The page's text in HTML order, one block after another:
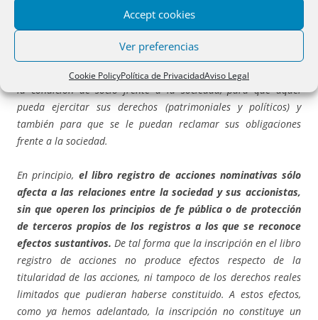
Accept cookies
Ver preferencias
Cookie PolicyPolítica de PrivacidadAviso Legal
constitutivo, sin perjuicio de que cumpla una función propia.
En realidad, el libro registro de acciones nominativas tiene
una exclusiva función de legitimación,pues permite acreditar
la condición de socio frente a la sociedad, para que aquel
pueda ejercitar sus derechos (patrimoniales y políticos) y
también para que se le puedan reclamar sus obligaciones
frente a la sociedad.
En principio, el libro registro de acciones nominativas sólo
afecta a las relaciones entre la sociedad y sus accionistas,
sin que operen los principios de fe pública o de protección
de terceros propios de los registros a los que se reconoce
efectos sustantivos. De tal forma que la inscripción en el libro
registro de acciones no produce efectos respecto de la
titularidad de las acciones, ni tampoco de los derechos reales
limitados que pudieran haberse constituido. A estos efectos,
como ya hemos adelantado, la inscripción no constituye un